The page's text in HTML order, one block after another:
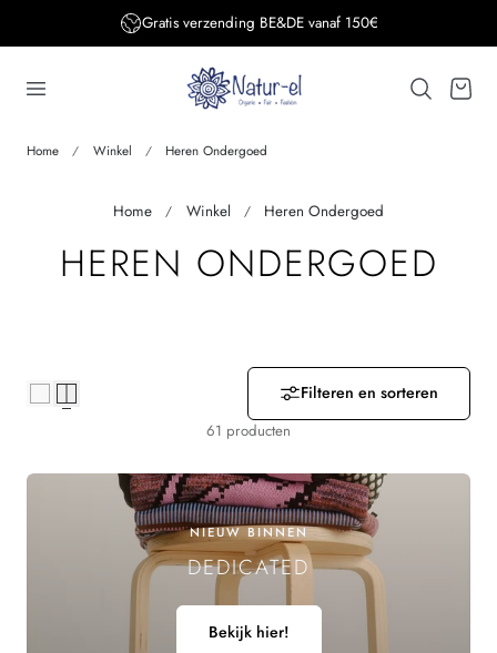
Gratis verzending BE&DE vanaf 150€
Home Winkel Heren Ondergoed
Home Winkel Heren Ondergoed
V
Z
HEREN ONDERGOED
Filteren en sorteren
61 producten
NIEUW BINNEN
DEDICATED
Bekijk hier!